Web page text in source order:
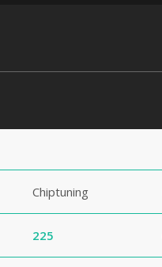
Chiptuning
225